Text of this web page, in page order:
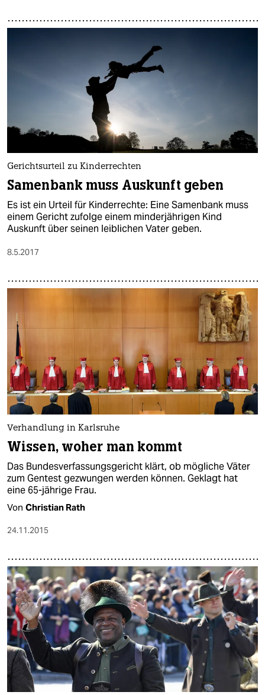
Gerichtsurteil zu Kinderrechten
Samenbank muss Auskunft geben
Es ist ein Urteil für Kinderrechte: Eine Samenbank muss
einem Gericht zufolge einem minderjährigen Kind
Auskunft über seinen leiblichen Vater geben.
8.5.2017
Verhandlung in Karlsruhe
Wissen, woher man kommt
Das Bundesverfassungsgericht klärt, ob mögliche Väter
zum Gentest gezwungen werden können. Geklagt hat
eine 65-jährige Frau.
Von Christian Rath
24.11.2015